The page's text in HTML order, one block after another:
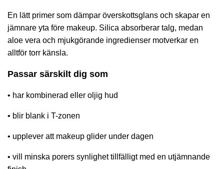
En lätt primer som dämpar överskottsglans och skapar en
jämnare yta före makeup. Silica absorberar talg, medan
aloe vera och mjukgörande ingredienser motverkar en
alltför torr känsla.
Passar särskilt dig som
• har kombinerad eller oljig hud
• blir blank i T-zonen
• upplever att makeup glider under dagen
• vill minska porers synlighet tillfälligt med en utjämnande